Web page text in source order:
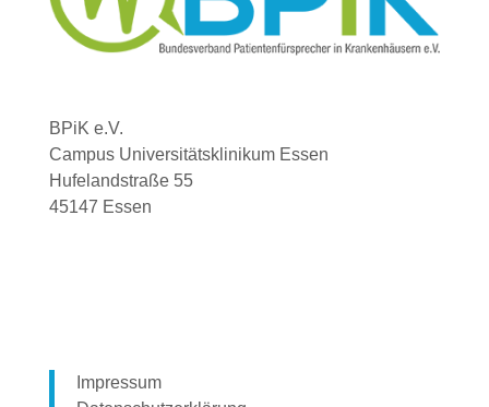
BPiK e.V.
Campus Universitätsklinikum Essen
Hufelandstraße 55
45147 Essen
Impressum